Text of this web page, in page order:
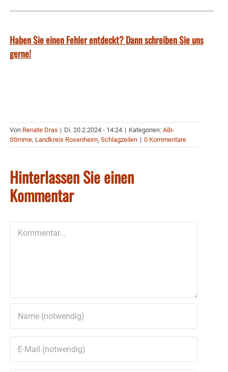
Haben Sie einen Fehler entdeckt? Dann schreiben Sie uns
gerne!
Von Renate Drax | Di. 20.2.2024 - 14:24 | Kategorien: Aib-
Stimme, Landkreis Rosenheim, Schlagzeilen | 0 Kommentare
Hinterlassen Sie einen
Kommentar